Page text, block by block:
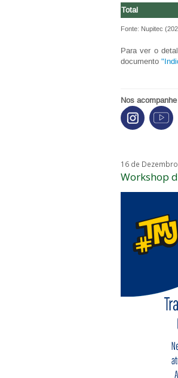
Total
Fonte: Nupitec
Para ver o
documento
Nos
16 de
Workshop